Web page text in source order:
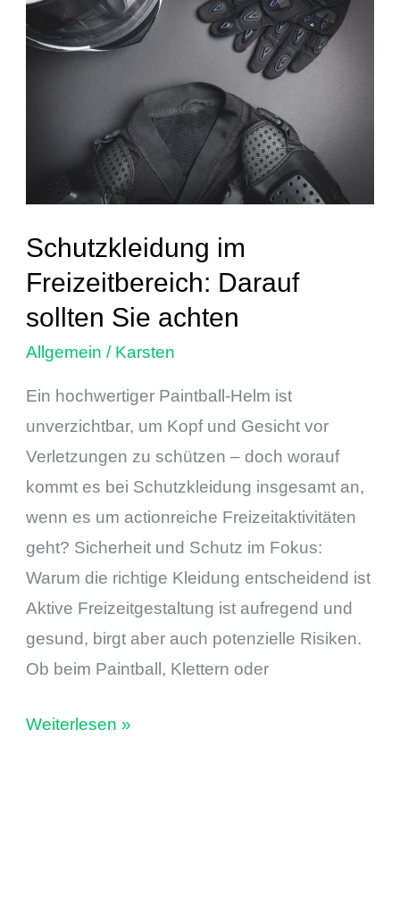
Schutzkleidung im
Freizeitbereich: Darauf
sollten Sie achten
Allgemein / Karsten
Ein hochwertiger Paintball-Helm ist
unverzichtbar, um Kopf und Gesicht vor
Verletzungen zu schützen – doch worauf
kommt es bei Schutzkleidung insgesamt an,
wenn es um actionreiche Freizeitaktivitäten
geht? Sicherheit und Schutz im Fokus:
Warum die richtige Kleidung entscheidend ist
Aktive Freizeitgestaltung ist aufregend und
gesund, birgt aber auch potenzielle Risiken.
Ob beim Paintball, Klettern oder
im
Freizeitbereich:
achten
Weiterlesen »